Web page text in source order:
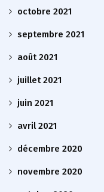
octobre 2021
septembre 2021
août 2021
juillet 2021
juin 2021
avril 2021
décembre 2020
novembre 2020